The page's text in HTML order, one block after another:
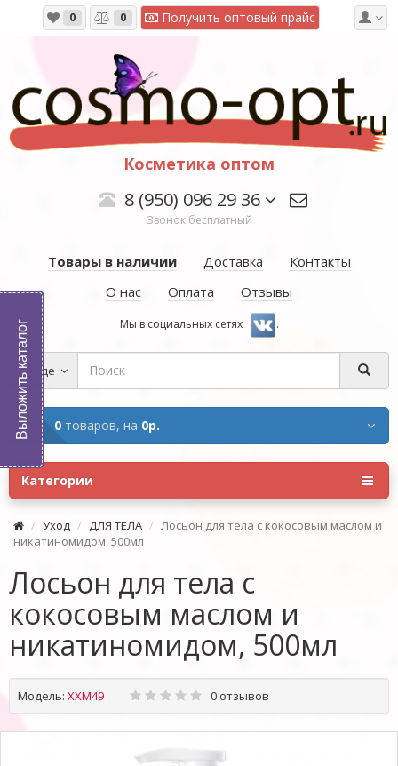
0 0 Получить оптовый прайс
Косметика оптом
8 (950) 096 29 36
Звонок бесплатный
Товары в наличии Доставка
Контакты
О нас
Оплата Отзывы
Мы в социальных сетях .
Везде
0 товаров, на 0р.
Категории
Уход ДЛЯ ТЕЛА
Лосьон для тела с кокосовым маслом и
никатиномидом, 500мл
Лосьон для тела с
кокосовым маслом и
никатиномидом, 500мл
Модель: XXM49 0 отзывов
Выложить каталог